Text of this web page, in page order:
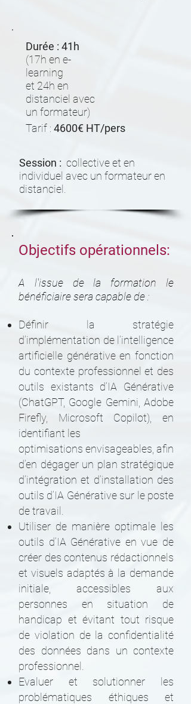
Durée : 41 h
(17h en e-
learning
et 24h en
distanciel avec
un formateur)
Tarif : 4600€ HT/pers
Session : collective et en
individuel avec un formateur en
distanciel.
Objectifs opérationnels:
A l'issue de la formation le
bénéficiaire sera capable de :
Définir la stratégie
d’implémentation de l’intelligence
artificielle générative en fonction
du contexte professionnel et des
outils existants d’IA Générative
(ChatGPT, Google Gemini, Adobe
Firefly, Microsoft Copilot), en
identifiant les
optimisations envisageables, afin
d’en dégager un plan stratégique
d’intégration et d’installation des
outils d’IA Générative sur le poste
de travail.
Utiliser de manière optimale les
outils d’IA Générative en vue de
créer des contenus rédactionnels
et visuels adaptés à la demande
initiale, accessibles aux
personnes en situation de
handicap et évitant tout risque
de violation de la confidentialité
des données dans un contexte
professionnel.
Evaluer et solutionner les
problématiques éthiques et